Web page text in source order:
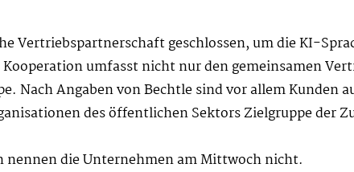
Vertriebspartnerschaft geschlossen, um die KI-
umfasst nicht nur den gemeinsamen
Nach Angaben von Bechtle sind vor allem Kunden
des öffentlichen Sektors Zielgruppe der
die Unternehmen am Mittwoch nicht.